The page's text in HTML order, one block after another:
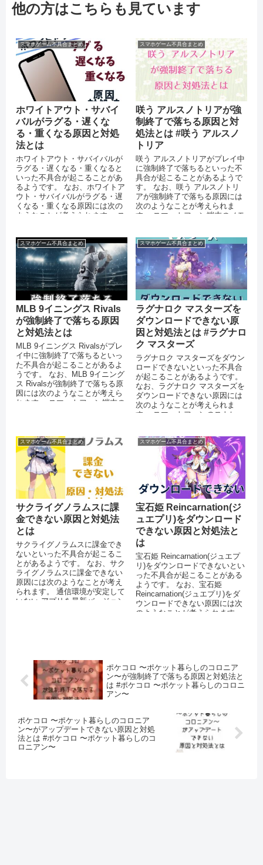
他の方はこちらも見ています
スマホゲーム不具合まとめ
ホワイトアウト・サバイ
バルがラグる・遅くな
る・重くなる原因と対処
法とは
ホワイトアウト・サバイバルが
ラグる・遅くなる・重くなると
いった不具合が起こることがあ
るようです。 なお、ホワイトア
ウト・サバイバルがラグる・遅
くなる・重くなる原因には次の
ようなことが考えられます。 ス
スマホゲーム不具合まとめ
咲う アルスノトリアが強
制終了で落ちる原因と対
処法とは #咲う アルスノ
トリア
咲う アルスノトリアがプレイ中
に強制終了で落ちるといった不
具合が起こることがあるようで
す。 なお、咲う アルスノトリ
アが強制終了で落ちる原因には
次のようなことが考えられま
す。 スマートフォン端末のメモ
スマホゲーム不具合まとめ
MLB 9イニングス Rivals
が強制終了で落ちる原因
と対処法とは
MLB 9イニングス Rivalsがプレ
イ中に強制終了で落ちるといっ
た不具合が起こることがあるよ
うです。 なお、MLB 9イニング
ス Rivalsが強制終了で落ちる原
因には次のようなことが考えら
れます。 スマートフォン端末の
スマホゲーム不具合まとめ
ラグナロク マスターズを
ダウンロードできない原
因と対処法とは #ラグナロ
ク マスターズ
ラグナロク マスターズをダウン
ロードできないといった不具合
が起こることがあるようです。
なお、ラグナロク マスターズを
ダウンロードできない原因には
次のようなことが考えられま
す。 スマートフォンのストレー
スマホゲーム不具合まとめ
サクライグノラムスに課
金できない原因と対処法
とは
サクライグノラムスに課金でき
ないといった不具合が起こるこ
とがあるようです。 なお、サク
ライグノラムスに課金できない
原因には次のようなことが考え
られます。 通信環境が安定して
いない アプリを最新バージョン
スマホゲーム不具合まとめ
宝石姫 Reincarnation(ジ
ュエプリ)をダウンロード
できない原因と対処法と
は
宝石姫 Reincarnation(ジュエプ
リ)をダウンロードできないとい
った不具合が起こることがある
ようです。 なお、宝石姫
Reincarnation(ジュエプリ)をダ
ウンロードできない原因には次
のようなことが考えられます。
ポケコロ 〜ポケット暮らしのコロニア
ン〜が強制終了で落ちる原因と対処法と
は #ポケコロ 〜ポケット暮らしのコロニ
アン〜
ポケコロ 〜ポケット暮らしのコロニア
ン〜がアップデートできない原因と対処
法とは #ポケコロ 〜ポケット暮らしのコ
ロニアン〜